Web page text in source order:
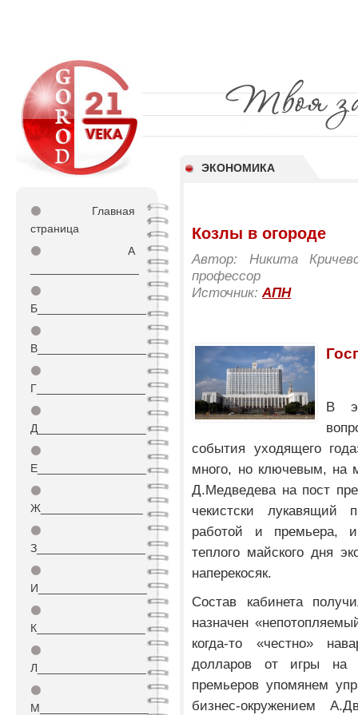
ЭКОНОМИКА
⚫
Главная
страница
⚫
А
⚫
Б_________________
⚫
В_________________
⚫
Г_________________
⚫
Д_________________
⚫
Е_________________
⚫
Ж________________
⚫
З_________________
⚫
И_________________
⚫
К_________________
⚫
Л_________________
⚫
М_________________
Козлы в огороде
Автор: Никита
профессор
Источник:АПН
В
события уходящего
много, но ключевым, на
Д.Медведева на пост
чекистски лукавящий
работой и премьера,
теплого майского дня
наперекосяк.
Состав кабинета
назначен
когда-то «честно»
долларов от игры на
премьеров упомянем
бизнес-окружением